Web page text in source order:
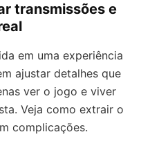
transmissões e
em uma experiência
ajustar detalhes que
ver o jogo e viver
Veja como extrair o
complicações.